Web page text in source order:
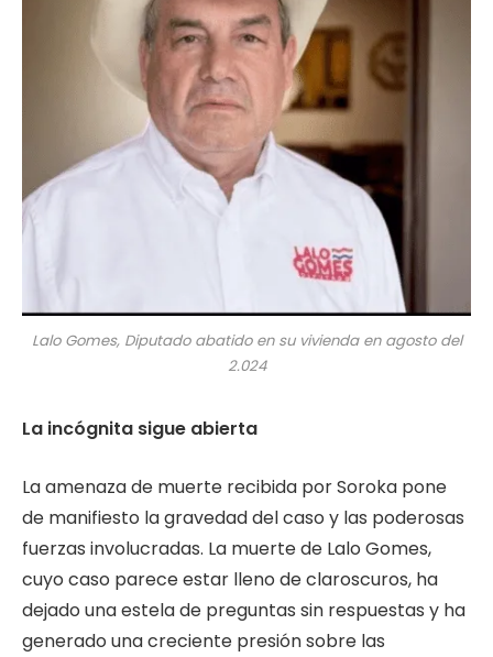
Lalo Gomes, Diputado abatido en su vivienda en agosto del
2.024
La incógnita sigue abierta
La amenaza de muerte recibida por Soroka pone
de manifiesto la gravedad del caso y las poderosas
fuerzas involucradas. La muerte de Lalo Gomes,
cuyo caso parece estar lleno de claroscuros, ha
dejado una estela de preguntas sin respuestas y ha
generado una creciente presión sobre las